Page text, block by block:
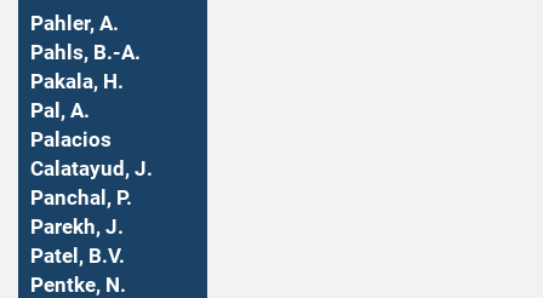
Pahler, A.
Pahls, B.-A.
Pakala, H.
Pal, A.
Palacios
Calatayud, J.
Panchal, P.
Parekh, J.
Patel, B.V.
Pentke, N.